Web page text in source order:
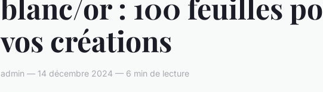
vos créations
admin — 14 décembre 2024 — 6 min de lecture